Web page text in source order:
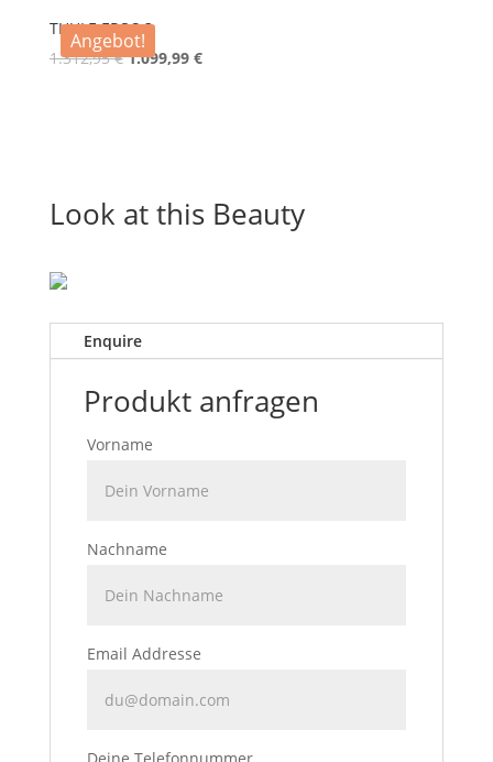
Angebot!
THULE EPOS 3
1.312,95€ 1.099,99 €
Look at this Beauty
Enquire
Produkt anfragen
Vorname
Nachname
Email Addresse